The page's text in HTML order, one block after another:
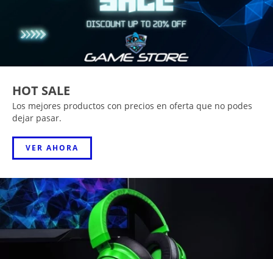
HOT SALE
Los mejores productos con precios en oferta que no podes
dejar pasar.
VER AHORA